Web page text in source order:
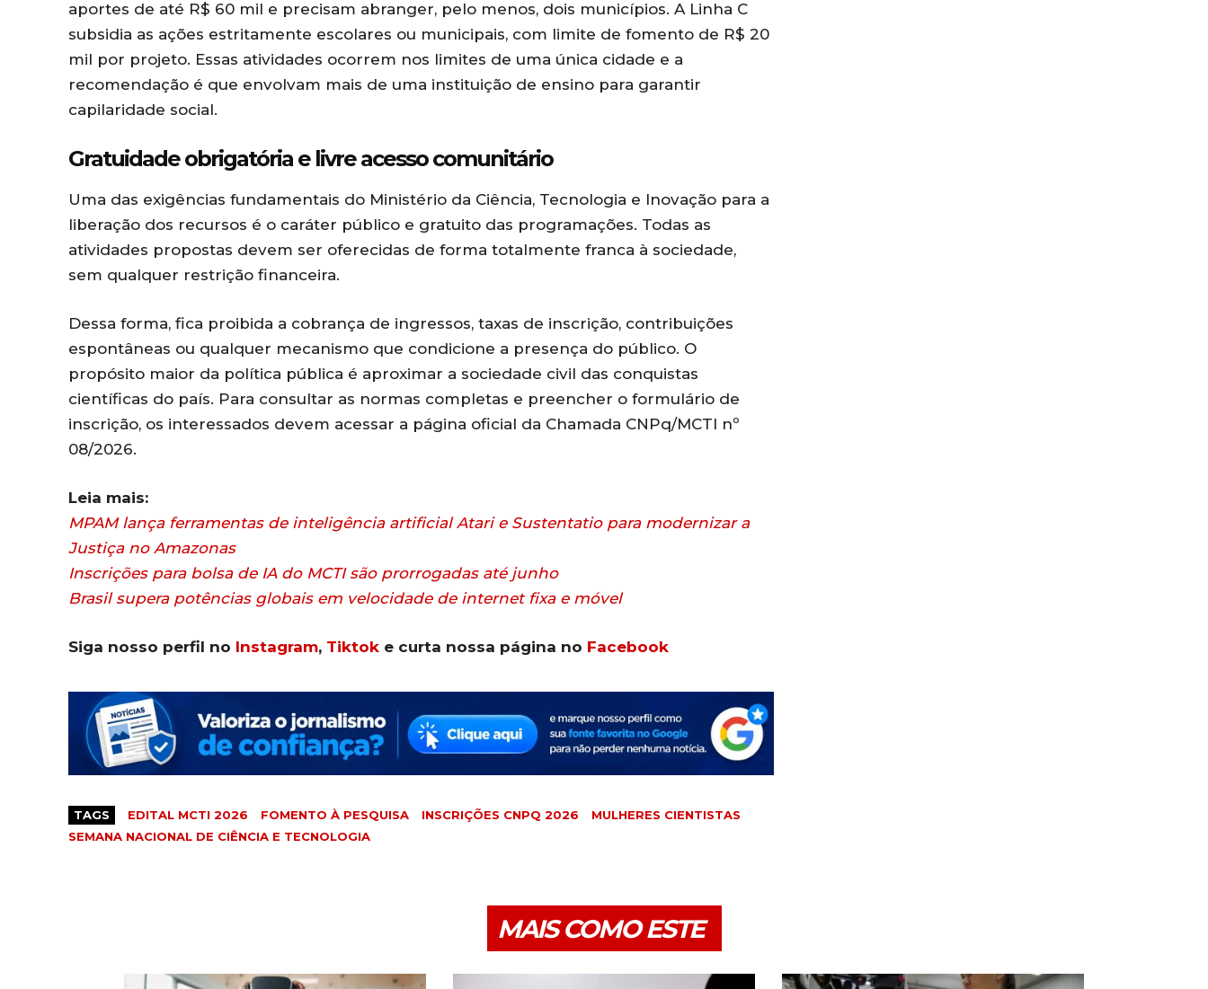
aportes de até R$ 60 mil e precisam abranger, pelo menos, dois municípios. A Linha C
subsidia as ações estritamente escolares ou municipais, com limite de fomento de R$ 20
mil por projeto. Essas atividades ocorrem nos limites de uma única cidade e a
recomendação é que envolvam mais de uma instituição de ensino para garantir
capilaridade social.
Gratuidade obrigatória e livre acesso comunitário
Uma das exigências fundamentais do Ministério da Ciência, Tecnologia e Inovação para a
liberação dos recursos é o caráter público e gratuito das programações. Todas as
atividades propostas devem ser oferecidas de forma totalmente franca à sociedade,
sem qualquer restrição financeira.
Dessa forma, fica proibida a cobrança de ingressos, taxas de inscrição, contribuições
espontâneas ou qualquer mecanismo que condicione a presença do público. O
propósito maior da política pública é aproximar a sociedade civil das conquistas
científicas do país. Para consultar as normas completas e preencher o formulário de
inscrição, os interessados devem acessar a página oficial da Chamada CNPq/MCTI nº
08/2026.
Leia mais:
MPAM lança ferramentas de inteligência artificial Atari e Sustentatio para modernizar a
Justiça no Amazonas
Inscrições para bolsa de IA do MCTI são prorrogadas até junho
Brasil supera potências globais em velocidade de internet fixa e móvel
Siga nosso perfil no Instagram, Tiktok e curta nossa página no Facebook
TAGS EDITAL MCTI 2026 FOMENTO À PESQUISA INSCRIÇÕES CNPQ 2026
MULHERES CIENTISTAS
SEMANA NACIONAL DE CIÊNCIA E TECNOLOGIA
MAIS COMO ESTE